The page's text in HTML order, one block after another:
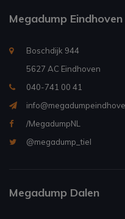
Megadump Eindhoven
Boschdijk 944
5627 AC Eindhoven
040-741 00 41
/MegadumpNL
@megadump_tiel
Megadump Dalen